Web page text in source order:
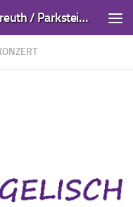
Kirchengemeinden Wildenreuth / Parkstein und Kirchendemenreuth